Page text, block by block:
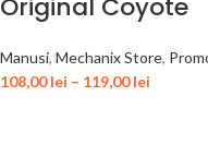
Original Coyote
Manusi, Mechanix Store,
108,00lei – 119,00lei